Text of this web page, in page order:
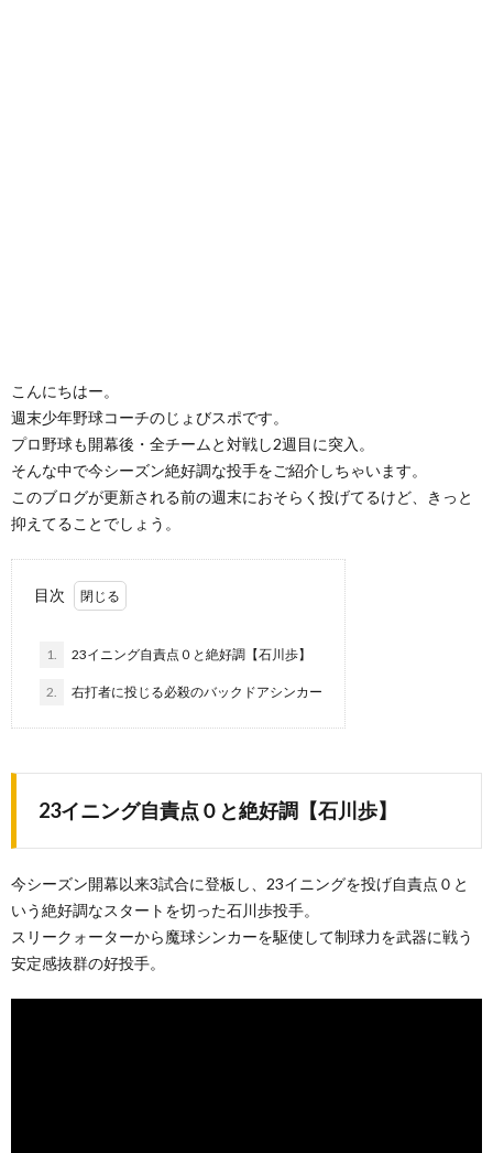
こんにちはー。
週末少年野球コーチのじょびスポです。
プロ野球も開幕後・全チームと対戦し2週目に突入。
そんな中で今シーズン絶好調な投手をご紹介しちゃいます。
このブログが更新される前の週末におそらく投げてるけど、きっと
抑えてることでしょう。
目次
1. 23イニング自責点０と絶好調【石川歩】
2. 右打者に投じる必殺のバックドアシンカー
23イニング自責点０と絶好調【石川歩】
今シーズン開幕以来3試合に登板し、23イニングを投げ自責点０と
いう絶好調なスタートを切った石川歩投手。
スリークォーターから魔球シンカーを駆使して制球力を武器に戦う
安定感抜群の好投手。